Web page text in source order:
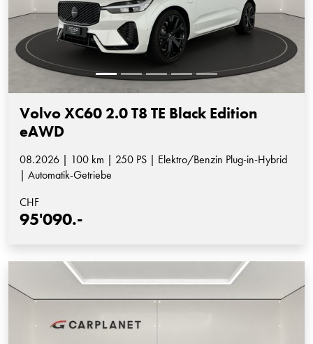
Volvo XC60 2.0 T8 TE Black Edition
eAWD
08.2026 | 100 km | 250 PS | Elektro/Benzin Plug-in-Hybrid
| Automatik-Getriebe
CHF
95'090.-